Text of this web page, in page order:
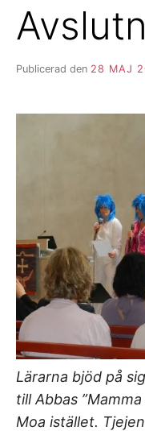
Publicerad den 28 MAJ
Lärarna bjöd på
till Abbas
Moa istället.